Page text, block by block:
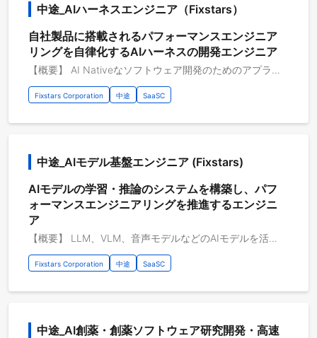
中途_AIハーネスエンジニア（Fixstars）
自社製品に搭載されるパフォーマンスエンジニア
リングを自律化するAIハーネスの開発エンジニア
【概要】 AI Nativeなソフトウェア開発のためのアプライアンス製品、Fixstars Vegaの開発エンジニア https://www.fixstars.com/ja/products-services/vega Fixstars が 20 年超蓄積してきたパフォーマンスエンジニアリングの暗黙知を、AIエージェントが自律的に実行できる「ハーネス」として 再構成し、様々なアクセラレータ向けの移植や最適化を、AI Nativeなソフトウェア開発環境、Fixstars Vegaへの統合を行います。 Profiling → Tuning → Verification → Benchmark という、パフォーマンス最適化のための自己駆動ループを中核に、 Tools（実行環境・プロファイラ統合）、Knowledge（最適化パターン集）、Skills（プラグイン化された最適化手法）を段階的に拡充していきます。 実案件を通じて得られる知見をハーネスとして実装し、そのハーネスが次の案件を加速する、というフライホイールを回す役割を担います。 【具体的な職務内容】 下記の範囲から、まずは自身の得意分野から始め、成果を出しながら業務を通して対応領域を拡大していただきます ・APEX エージェントハーネス基盤の設計・実装 ・ハーネスのドキュメンテーション・パッケージング・各種CI/CDの構築と管理 ・最適化プラグインの開発・拡充 ・エージェントCLI上での実行効率・信頼性の改善 ・実プロジェクトにおけるイネーブルメント活動 ・社内のハーネスコミュニティにおけるメンテナンス活動 【従事すべき業務の変更の範囲】 会社の定める業務全般 【プロジェクトのやりがい】 ・ハーネスエンジニアリング、ループエンジニアリング、グラフエンジニアリング等の最新のAIの能力拡張技術に携われる ・さまざまな低レイヤ技術に基づく最適化技術を一般化、再構成することができる ・ベンダー中立であるため、多種多様で最新の技術・ソフトウェア・ハードウェアを扱うことができる ・「高速化」のエキスパート集団の一員となり、共に成長できる環境で働くことができる 【開発環境】 開発環境：Ubuntu・Python3・C/C++ 開発支援ツール：最先端のAIモデル・Git・GitLab・Docker・Slack 開発内容タイプ：B2B・リサーチ
Fixstars Corporation 中途 SaaSC
中途_AIモデル基盤エンジニア (Fixstars)
AIモデルの学習・推論のシステムを構築し、パフ
ォーマンスエンジニアリングを推進するエンジニ
ア
【概要】 LLM、VLM、音声モデルなどのAIモデルを活用するための学習・推論環境の構築、運用、最適化を担うエンジニアを募集します。 本ポジションでは、既存のAIフレームワークやオープンモデルを活用し、学習・推論が可能なGPU環境や分散処理環境を整備したり、 学習・推論の高速化・安定化に取り組んでいただきます。 また、プロジェクトの状況に応じて、モデルの学習・ファインチューニング、評価、ハイパーパラメータチューニングなどにも関わっていただきます。 AIモデルを実用的に動かし、効率よく学習・推論できる状態に整えるための技術基盤づくりを担うポジションです。 【プロジェクト概要】 本プロジェクトでは、LLM、VLM、音声モデルなどのAIモデルを、実際のプロダクトや研究開発テーマに活用するための技術検証・実装を行っています。 生成AIやマルチモーダルAIの活用が進む中で、モデルを選定して動かすだけではなく、 用途に応じた実行環境の構築、学習・推論パイプラインの整備、推論性能の最適化、評価方法の確立、GPUリソースの効率的な利用などが重要になっています。 本プロジェクトでは、既存のAIフレームワークやオープンモデルを活用しながら、さまざまなモデルを検証し、 実用に耐える性能・速度・安定性を備えたAI活用環境の実現を目指します。 モデル自体の新規研究開発を主目的とするのではなく、AIモデルを実際のシステムやサービスに組み込める状態にするための技術課題に取り組むプロジェクトです。 【具体的な職務内容】 ・モデルを学習・推論できるようにするためのスクリプト、パイプライン、周辺ツールの実装 ・複数GPU・複数ノードを用いた分散学習・分散推論環境の構築および検証 ・推論サーバやモデルサービング基盤の構築、API化、監視、ログ収集 ・推論レイテンシ、スループット、GPUメモリ使用量、GPU利用率、コストの計測・分析・改善 【従事すべき業務の変更の範囲】 会社の定める業務全般
Fixstars Corporation 中途 SaaSC
中途_AI創薬・創薬ソフトウェア研究開発・高速